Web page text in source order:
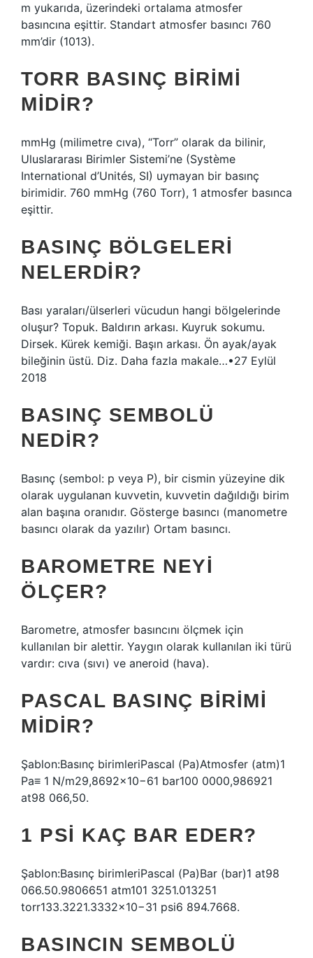
m yukarıda, üzerindeki ortalama atmosfer
basıncına eşittir. Standart atmosfer basıncı 760
mm’dir (1013).
TORR BASINÇ BIRIMI
MIDIR?
mmHg (milimetre cıva), “Torr” olarak da bilinir,
Uluslararası Birimler Sistemi’ne (Système
International d’Unités, SI) uymayan bir basınç
birimidir. 760 mmHg (760 Torr), 1 atmosfer basınca
eşittir.
BASINÇ BÖLGELERI
NELERDIR?
Bası yaraları/ülserleri vücudun hangi bölgelerinde
oluşur? Topuk. Baldırın arkası. Kuyruk sokumu.
Dirsek. Kürek kemiği. Başın arkası. Ön ayak/ayak
bileğinin üstü. Diz. Daha fazla makale…•27 Eylül
2018
BASINÇ SEMBOLÜ
NEDIR?
Basınç (sembol: p veya P), bir cismin yüzeyine dik
olarak uygulanan kuvvetin, kuvvetin dağıldığı birim
alan başına oranıdır. Gösterge basıncı (manometre
basıncı olarak da yazılır) Ortam basıncı.
BAROMETRE NEYI
ÖLÇER?
Barometre, atmosfer basıncını ölçmek için
kullanılan bir alettir. Yaygın olarak kullanılan iki türü
vardır: cıva (sıvı) ve aneroid (hava).
PASCAL BASINÇ BIRIMI
MIDIR?
Şablon:Basınç birimleriPascal (Pa)Atmosfer (atm)1
Pa≡ 1 N/m29,8692×10−61 bar100 0000,986921
at98 066,50.
1 PSI KAÇ BAR EDER?
Şablon:Basınç birimleriPascal (Pa)Bar (bar)1 at98
066.50.9806651 atm101 3251.013251
torr133.3221.3332×10−31 psi6 894.7668.
BASINCIN SEMBOLÜ